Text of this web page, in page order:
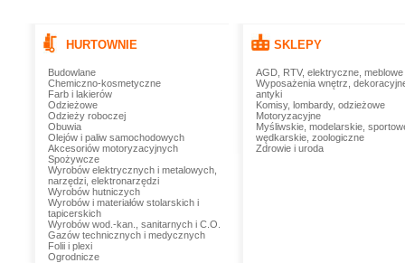
HURTOWNIE
Budowlane
Chemiczno-kosmetyczne
Farb i lakierów
Odzieżowe
Odzieży roboczej
Obuwia
Olejów i paliw samochodowych
Akcesoriów motoryzacyjnych
Spożywcze
Wyrobów elektrycznych i metalowych,
narzędzi, elektronarzędzi
Wyrobów hutniczych
Wyrobów i materiałów stolarskich i
tapicerskich
Wyrobów wod.-kan., sanitarnych i C.O.
Gazów technicznych i medycznych
Folii i plexi
Ogrodnicze
SKLEPY
AGD, RTV, elektryczne, meblowe
Wyposażenia wnętrz,
antyki
Komisy, lombardy, odzieżowe
Motoryzacyjne
Myśliwskie, modelarskie,
wędkarskie, zoologiczne
Zdrowie i uroda